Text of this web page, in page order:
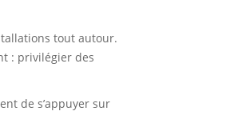
tout autour.
: privilégier des
de s’appuyer sur